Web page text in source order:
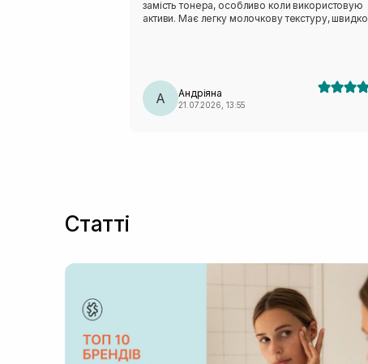
замість тонера, особливо коли використовую
активи. Має легку молочкову текстуру, швидко
А Андріяна
21.07.2026, 13:55
Статті